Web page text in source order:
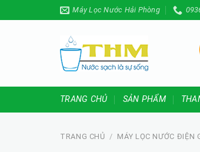
to
Máy Lọc Nước Hải Phòng
TRANG CHỦ SẢN PHẨM
TRANG CHỦ / MÁY LỌC NƯỚC ĐIỆN